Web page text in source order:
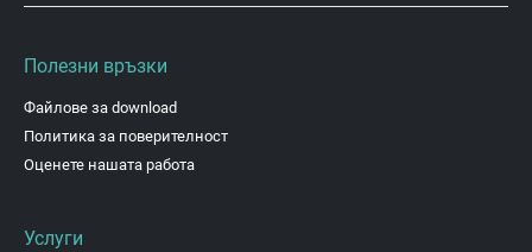
Полезни връзки
Файлове за download
Политика за поверителност
Оценете нашата работа
Услуги